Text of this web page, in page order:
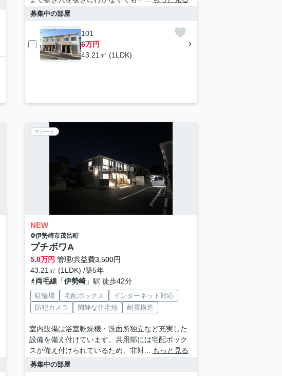
募集中の部屋
101
6万円
43.21㎡ (1LDK)
アパート
NEW
伊勢崎市茂呂町
プチボワA
5.8万円 管理/共益費3,500円
43.21㎡ (1LDK) /築5年
両毛線「伊勢崎」駅 徒歩42分
駐輪場 宅配ボックス
インターネット対応
防犯カメラ
閑静な住宅地 耐震構造
室内設備は浴室乾燥機・洗面所独立など充実した
設備を備え付けています。共用部には宅配ボック
スが備え付けられているため、非対...
もっと見る
募集中の部屋